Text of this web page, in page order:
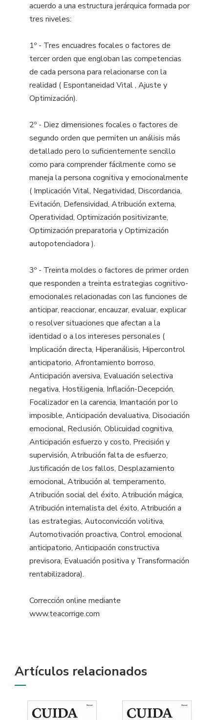
acuerdo a una estructura jerárquica formada por
tres niveles:
1º - Tres encuadres focales o factores de
tercer orden que engloban las competencias
de cada persona para relacionarse con la
realidad ( Espontaneidad Vital , Ajuste y
Optimización).
2º - Diez dimensiones focales o factores de
segundo orden que permiten un análisis más
detallado pero lo suficientemente sencillo
como para comprender fácilmente como se
maneja la persona cognitiva y emocionalmente
( Implicación Vital, Negatividad, Discordancia,
Evitación, Defensividad, Atribución externa,
Operatividad, Optimización positivizante,
Optimización preparatoria y Optimización
autopotenciadora ).
3º - Treinta moldes o factores de primer orden
que responden a treinta estrategias cognitivo-
emocionales relacionadas con las funciones de
anticipar, reaccionar, encauzar, evaluar, explicar
o resolver situaciones que afectan a la
identidad o a los intereses personales (
Implicación directa, Hiperanálisis, Hipercontrol
anticipatorio, Afrontamiento borroso,
Anticipación aversiva, Evaluación selectiva
negativa, Hostiligenia, Inflación-Decepción,
Focalizador en la carencia, Imantación por lo
imposible, Anticipación devaluativa, Disociación
emocional, Reclusión, Oblicuidad cognitiva,
Anticipación esfuerzo y costo, Precisión y
supervisión, Atribución falta de esfuerzo,
Justificación de los fallos, Desplazamiento
emocional, Atribución al temperamento,
Atribución social del éxito, Atribución mágica,
Atribución internalista del éxito, Atribución a
las estrategias, Autoconvicción volitiva,
Automotivación proactiva, Control emocional
anticipatorio, Anticipación constructiva
previsora, Evaluación positiva y Transformación
rentabilizadora).
Corrección online mediante
www.teacorrige.com
Artículos relacionados